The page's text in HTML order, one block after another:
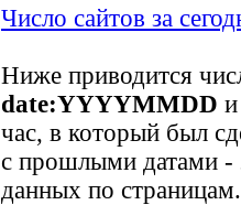
Число сайтов за
Ниже приводится
date:YYYYMMDD
час, в который был
с прошлыми датами -
данных по страницам.